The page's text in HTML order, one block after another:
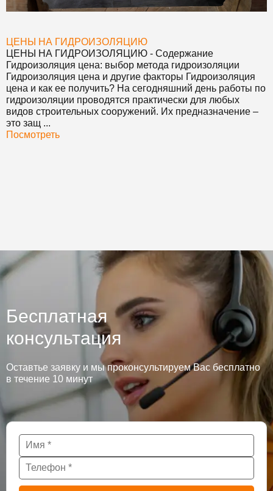
ЦЕНЫ НА ГИДРОИЗОЛЯЦИЮ
ЦЕНЫ НА ГИДРОИЗОЛЯЦИЮ - Содержание
Гидроизоляция цена: выбор метода гидроизоляции
Гидроизоляция цена и другие факторы Гидроизоляция
цена и как ее получить? На сегодняшний день работы по
гидроизоляции проводятся практически для любых
видов строительных сооружений. Их предназначение –
это защ ...
Посмотреть
Бесплатная
консультация
Оставтье заявку и мы проконсультируем Вас бесплатно
в течение 10 минут